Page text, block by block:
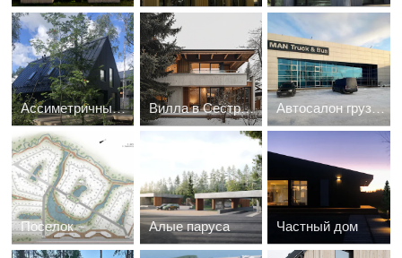
Ассиметричный дом Вилла в Сестрорецке Автосалон грузовых автомобилей
Поселок Алые паруса Частный дом